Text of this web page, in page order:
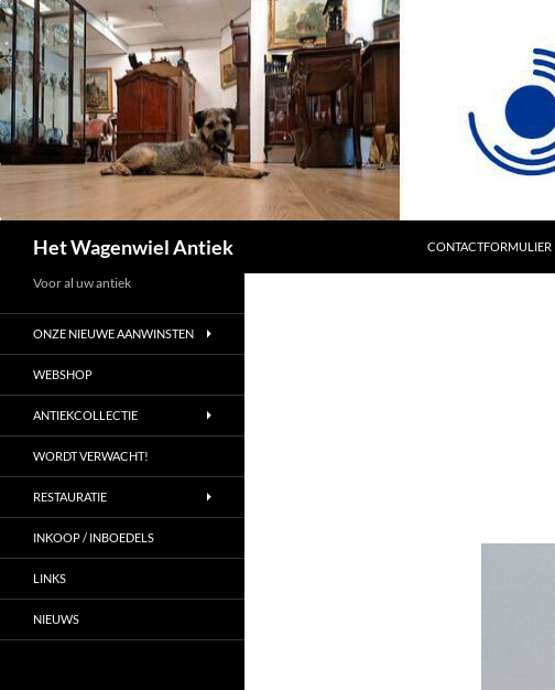
Het Wagenwiel Antiek
CONTACTFORMULIER
Voor al uw antiek
ONZE NIEUWE AANWINSTEN
WEBSHOP
ANTIEKCOLLECTIE
WORDT VERWACHT!
RESTAURATIE
INKOOP / INBOEDELS
LINKS
NIEUWS